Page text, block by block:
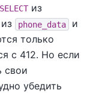
SELECTиз
phone_data
и
только
с 412. Но если
свои
убедить